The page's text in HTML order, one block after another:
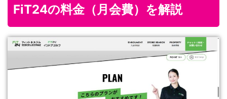
FiT24の料金（月会費）を解説